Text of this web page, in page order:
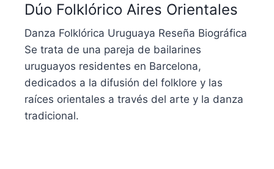
Dúo Folklórico Aires Orientales
Danza Folklórica Uruguaya Reseña Biográfica
Se trata de una pareja de bailarines
uruguayos residentes en Barcelona,
dedicados a la difusión del folklore y las
raíces orientales a través del arte y la danza
tradicional.